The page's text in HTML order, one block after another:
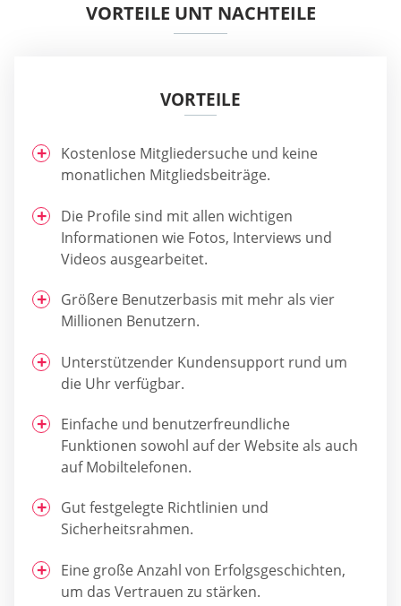
VORTEILE UNT NACHTEILE
VORTEILE
Kostenlose Mitgliedersuche und keine
monatlichen Mitgliedsbeiträge.
Die Profile sind mit allen wichtigen
Informationen wie Fotos, Interviews und
Videos ausgearbeitet.
Größere Benutzerbasis mit mehr als vier
Millionen Benutzern.
Unterstützender Kundensupport rund um
die Uhr verfügbar.
Einfache und benutzerfreundliche
Funktionen sowohl auf der Website als auch
auf Mobiltelefonen.
Gut festgelegte Richtlinien und
Sicherheitsrahmen.
Eine große Anzahl von Erfolgsgeschichten,
um das Vertrauen zu stärken.